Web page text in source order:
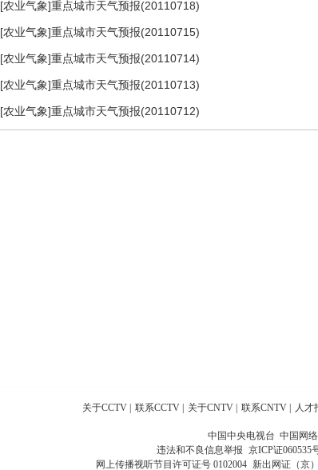
[农业气象]重点城市天气预报(20110718)
[农业气象]重点城市天气预报(20110715)
[农业气象]重点城市天气预报(20110714)
[农业气象]重点城市天气预报(20110713)
[农业气象]重点城市天气预报(20110712)
关于CCTV 联系CCTV 关于CNTV 联系CNTV 人才
中国中央电视台 中国网
违法和不良信息举报 京ICP证060535
网上传播视听节目许可证号 0102004 新出网证（京